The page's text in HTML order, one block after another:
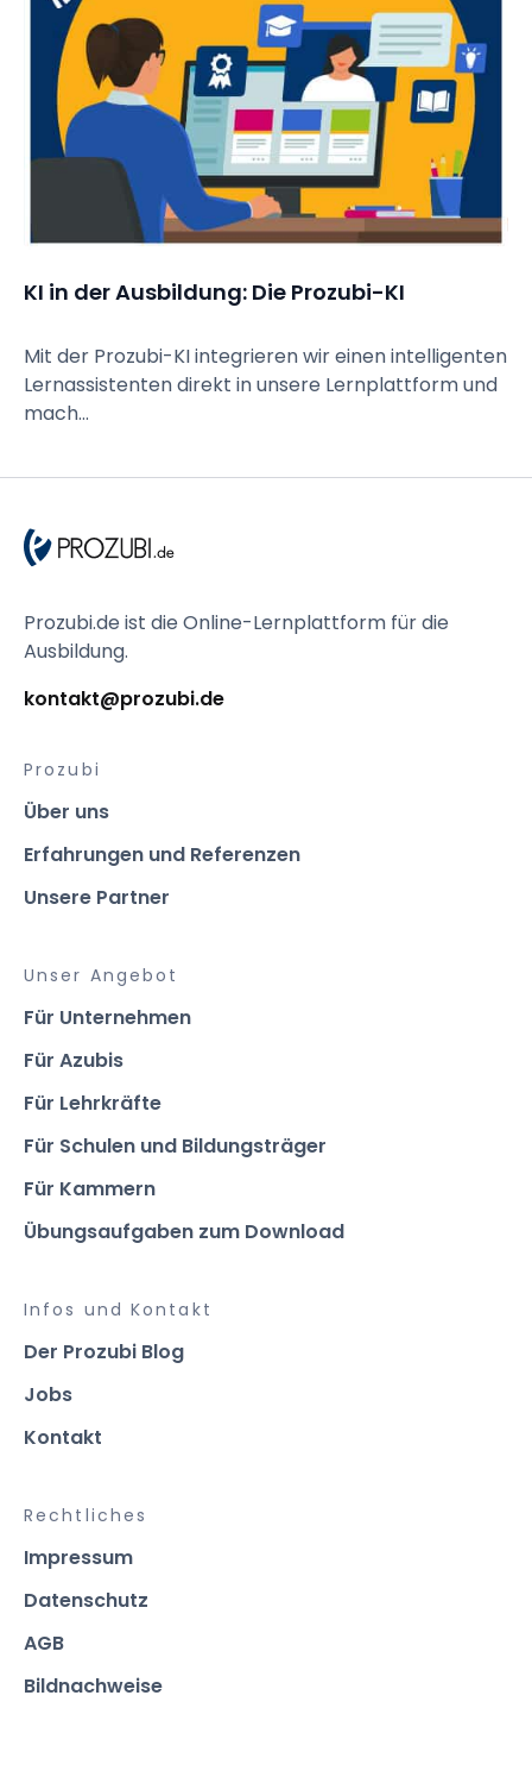
KI in der Ausbildung: Die Prozubi-KI
Mit der Prozubi-KI integrieren wir einen intelligenten
Lernassistenten direkt in unsere Lernplattform und
mach...
Prozubi.de ist die Online-Lernplattform für die
Ausbildung.
kontakt@prozubi.de
Prozubi
Über uns
Erfahrungen und Referenzen
Unsere Partner
Unser Angebot
Für Unternehmen
Für Azubis
Für Lehrkräfte
Für Schulen und Bildungsträger
Für Kammern
Übungsaufgaben zum Download
Infos und Kontakt
Der Prozubi Blog
Jobs
Kontakt
Rechtliches
Impressum
Datenschutz
AGB
Bildnachweise